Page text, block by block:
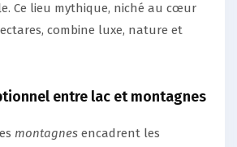
Ce lieu mythique, niché au cœur
combine luxe, nature et
entre lac et montagnes
montagnes encadrent les